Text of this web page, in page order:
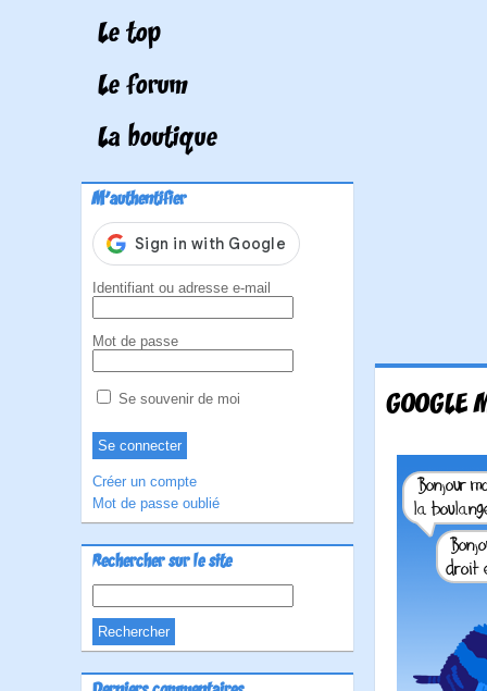
Le top
Le forum
La boutique
M'authentifier
Identifiant ou adresse e-mail
Mot de passe
Se souvenir de moi
Créer un compte
Mot de passe oublié
Rechercher sur le site
GOOGLE